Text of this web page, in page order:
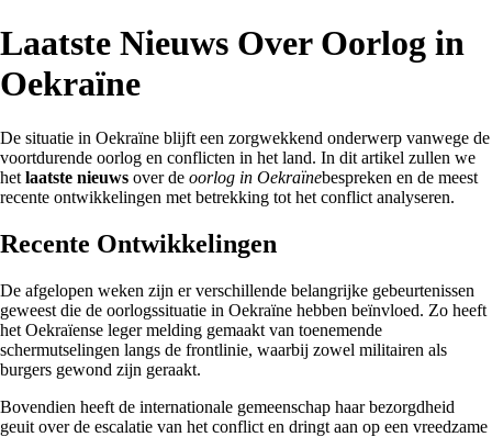
Laatste Nieuws Over Oorlog in
Oekraïne
De situatie in Oekraïne blijft een zorgwekkend onderwerp vanwege de
voortdurende oorlog en conflicten in het land. In dit artikel zullen we
het laatste nieuws over de oorlog in Oekraïnebespreken en de meest
recente ontwikkelingen met betrekking tot het conflict analyseren.
Recente Ontwikkelingen
De afgelopen weken zijn er verschillende belangrijke gebeurtenissen
geweest die de oorlogssituatie in Oekraïne hebben beïnvloed. Zo heeft
het Oekraïense leger melding gemaakt van toenemende
schermutselingen langs de frontlinie, waarbij zowel militairen als
burgers gewond zijn geraakt.
Bovendien heeft de internationale gemeenschap haar bezorgdheid
geuit over de escalatie van het conflict en dringt aan op een vreedzame